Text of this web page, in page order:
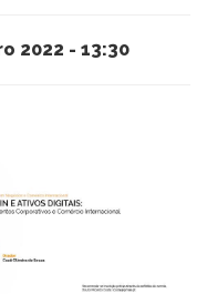
2022 - 13:30